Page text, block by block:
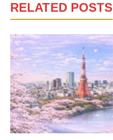
RELATED POSTS